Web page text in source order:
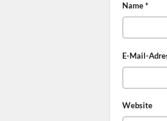
Name*
E-Mail-
Website